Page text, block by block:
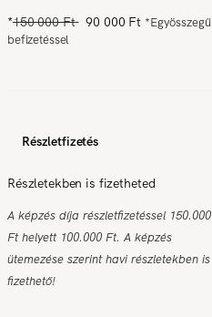
*150 000 Ft 90 000 Ft *Egyösszegű
befizetéssel
Részletfizetés
Részletekben is fizetheted
A képzés díja részletfizetéssel 150.000
Ft helyett 100.000 Ft. A képzés
ütemezése szerint havi részletekben is
fizethető!